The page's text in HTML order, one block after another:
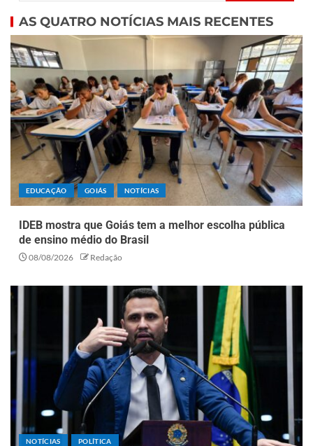
AS QUATRO NOTÍCIAS MAIS RECENTES
EDUCAÇÃO GOIÁS NOTÍCIAS
IDEB mostra que Goiás tem a melhor escolha pública
de ensino médio do Brasil
08/08/2026 Redação
NOTÍCIAS POLÍTICA